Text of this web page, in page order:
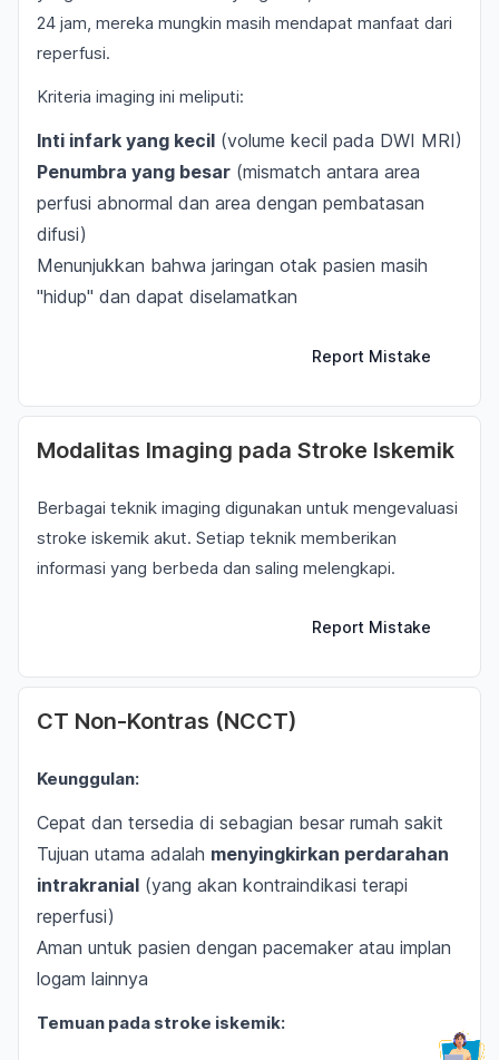
24 jam, mereka mungkin masih mendapat manfaat dari
reperfusi.
Kriteria imaging ini meliputi:
Inti infark yang kecil (volume kecil pada DWI MRI)
Penumbra yang besar (mismatch antara area
perfusi abnormal dan area dengan pembatasan
difusi)
Menunjukkan bahwa jaringan otak pasien masih
"hidup" dan dapat diselamatkan
Report Mistake
Modalitas Imaging pada Stroke Iskemik
Berbagai teknik imaging digunakan untuk mengevaluasi
stroke iskemik akut. Setiap teknik memberikan
informasi yang berbeda dan saling melengkapi.
Report Mistake
CT Non-Kontras (NCCT)
Keunggulan:
Cepat dan tersedia di sebagian besar rumah sakit
Tujuan utama adalah menyingkirkan perdarahan
intrakranial (yang akan kontraindikasi terapi
reperfusi)
Aman untuk pasien dengan pacemaker atau implan
logam lainnya
Temuan pada stroke iskemik: